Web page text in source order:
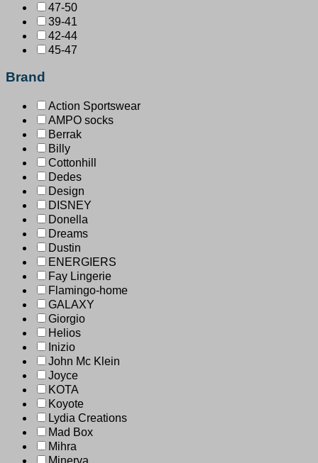
47-50
39-41
42-44
45-47
Brand
Action Sportswear
AMPO socks
Berrak
Billy
Cottonhill
Dedes
Design
DISNEY
Donella
Dreams
Dustin
ENERGIERS
Fay Lingerie
Flamingo-home
GALAXY
Giorgio
Helios
Inizio
John Mc Klein
Joyce
KOTA
Koyote
Lydia Creations
Mad Box
Mihra
Minerva